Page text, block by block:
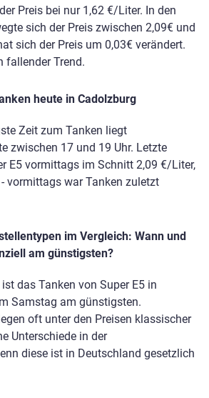
Preis bei nur 1,62 €/Liter. In den
sich der Preis zwischen 2,09€ und
sich der Preis um 0,03€ verändert.
fallender Trend.
heute in Cadolzburg
Zeit zum Tanken liegt
zwischen 17 und 19 Uhr. Letzte
E5 vormittags im Schnitt 2,09 €/Liter,
vormittags war Tanken zuletzt
im Vergleich: Wann und
am günstigsten?
das Tanken von Super E5 in
Samstag am günstigsten.
oft unter den Preisen klassischer
Unterschiede in der
diese ist in Deutschland gesetzlich